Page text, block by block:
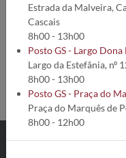
Informações
Código da análise:642
Tempo de execução:8 Dias
Método:Ensaio
Condições de Colheita:
Estrada da Malveira,
Cascais
8h00 - 13h00
Posto GS - Largo
Largo da Estefânia, nº
8h00 - 13h00
Posto GS - Praça do
Praça do Marquês de
8h00 - 12h00